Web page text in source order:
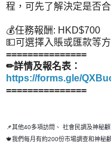
程，可先了解決定是否
💰任務報酬: HKD$700
💵可選擇入賬或匯款等
===============
✏詳情及報名表：
https://forms.gle/
===============
📌其他40多項訪問、 社會民調及神秘
🍁我們每月有約200份市場調查和神秘